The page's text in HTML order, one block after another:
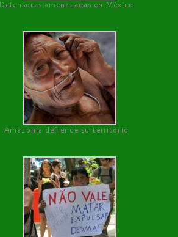
Defensoras amenazadas en México
Amazonía defiende su territorio